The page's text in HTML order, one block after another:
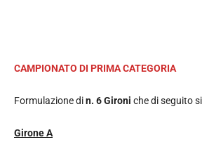
CAMPIONATO DI PRIMA CATEGORIA
Formulazione din. 6 Gironi che di seguito
Girone A